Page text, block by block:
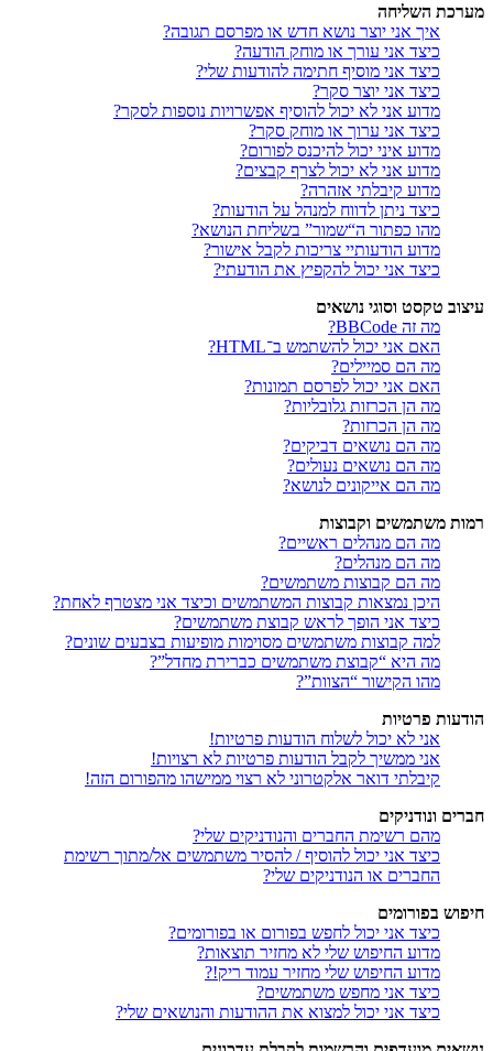
מערכת השליחה
איך אני יוצר נושא חדש או מפרסם תגובה?
כיצד אני עורך או מוחק הודעה?
כיצד אני מוסיף חתימה להודעות שלי?
כיצד אני יוצר סקר?
מדוע אני לא יכול להוסיף אפשרויות נוספות לסקר?
כיצד אני ערוך או מוחק סקר?
מדוע איני יכול להיכנס לפורום?
מדוע אני לא יכול לצרף קבצים?
מדוע קיבלתי אזהרה?
כיצד ניתן לדווח למנהל על הודעות?
מהו כפתור ה“שמור” בשליחת הנושא?
מדוע הודעותיי צריכות לקבל אישור?
כיצד אני יכול להקפיץ את הודעתי?
עיצוב טקסט וסוגי נושאים
מה זה BBCode?
האם אני יכול להשתמש ב־HTML?
מה הם סמיילים?
האם אני יכול לפרסם תמונות?
מה הן הכרזות גלובליות?
מה הן הכרזות?
מה הם נושאים דביקים?
מה הם נושאים נעולים?
מה הם אייקונים לנושא?
רמות משתמשים וקבוצות
מה הם מנהלים ראשיים?
מה הם מנהלים?
מה הם קבוצות משתמשים?
היכן נמצאות קבוצות המשתמשים וכיצד אני מצטרף לאחת?
כיצד אני הופך לראש קבוצת משתמשים?
למה קבוצות משתמשים מסוימות מופיעות בצבעים שונים?
מה היא “קבוצת משתמשים כברירת מחדל”?
מהו הקישור “הצוות”?
הודעות פרטיות
אני לא יכול לשלוח הודעות פרטיות!
אני ממשיך לקבל הודעות פרטיות לא רצויות!
קיבלתי דואר אלקטרוני לא רצוי ממישהו מהפורום הזה!
חברים ונודניקים
מהם רשימת החברים והנודניקים שלי?
כיצד אני יכול להוסיף / להסיר משתמשים אל/מתוך רשימת
החברים או הנודניקים שלי?
חיפוש בפורומים
כיצד אני יכול לחפש בפורום או בפורומים?
מדוע החיפוש שלי לא מחזיר תוצאות?
מדוע החיפוש שלי מחזיר עמוד ריק!?
כיצד אני מחפש משתמשים?
כיצד אני יכול למצוא את ההודעות והנושאים שלי?